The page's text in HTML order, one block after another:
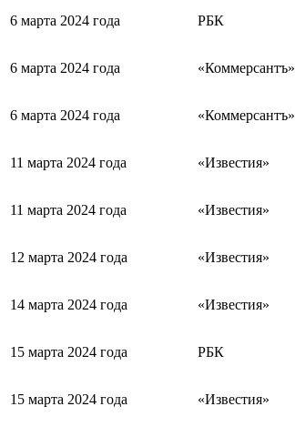
6 марта 2024 года РБК
6 марта 2024 года «Коммерсантъ»
6 марта 2024 года «Коммерсантъ»
11 марта 2024 года «Известия»
11 марта 2024 года «Известия»
12 марта 2024 года «Известия»
14 марта 2024 года «Известия»
15 марта 2024 года РБК
15 марта 2024 года «Известия»